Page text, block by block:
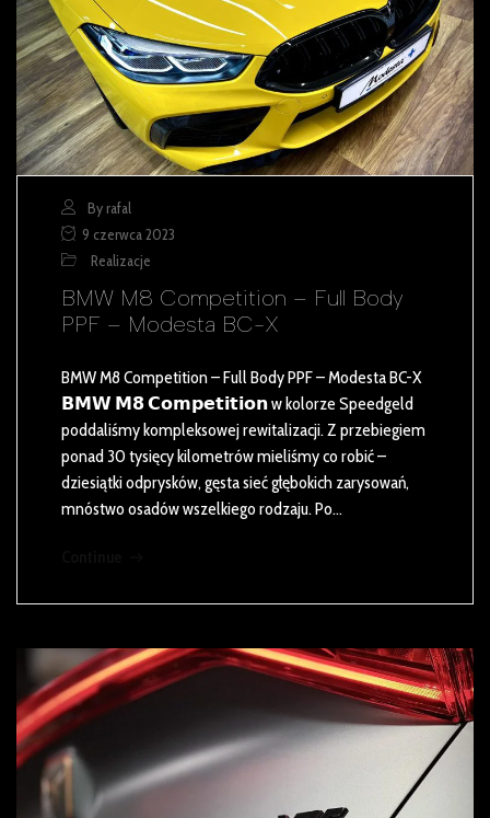
By rafal
9 czerwca 2023
Realizacje
BMW M8 Competition – Full Body
PPF – Modesta BC-X
BMW M8 Competition – Full Body PPF – Modesta BC-X
𝗕𝗠𝗪 𝗠𝟴 𝗖𝗼𝗺𝗽𝗲𝘁𝗶𝘁𝗶𝗼𝗻 w kolorze Speedgeld
poddaliśmy kompleksowej rewitalizacji. Z przebiegiem
ponad 30 tysięcy kilometrów mieliśmy co robić –
dziesiątki odprysków, gęsta sieć głębokich zarysowań,
mnóstwo osadów wszelkiego rodzaju. Po…